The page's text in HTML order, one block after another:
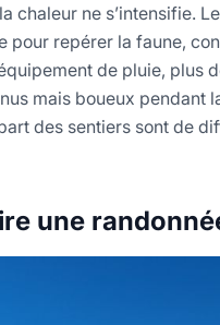
chaleur ne s’intensifie.
pour repérer la faune,
de pluie, plus
mais boueux pendant
des sentiers sont de
une